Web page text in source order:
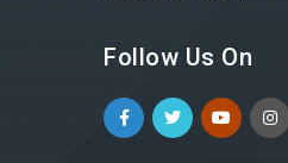
Follow Us On